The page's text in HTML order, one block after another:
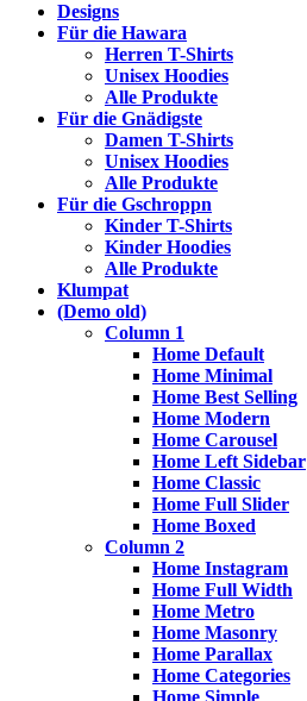
Designs
Für die Hawara
Herren T-Shirts
Unisex Hoodies
Alle Produkte
Für die Gnädigste
Damen T-Shirts
Unisex Hoodies
Alle Produkte
Für die Gschroppn
Kinder T-Shirts
Kinder Hoodies
Alle Produkte
Klumpat
(Demo old)
Column 1
Home Default
Home Minimal
Home Best Selling
Home Modern
Home Carousel
Home Left Sidebar
Home Classic
Home Full Slider
Home Boxed
Column 2
Home Instagram
Home Full Width
Home Metro
Home Masonry
Home Parallax
Home Categories
Home Simple